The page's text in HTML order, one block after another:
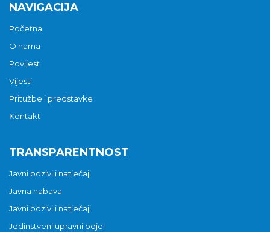
NAVIGACIJA
Početna
O nama
Povijest
Vijesti
Pritužbe i predstavke
Kontakt
TRANSPARENTNOST
Javni pozivi i natječaji
Javna nabava
Javni pozivi i natječaji
Jedinstveni upravni odjel